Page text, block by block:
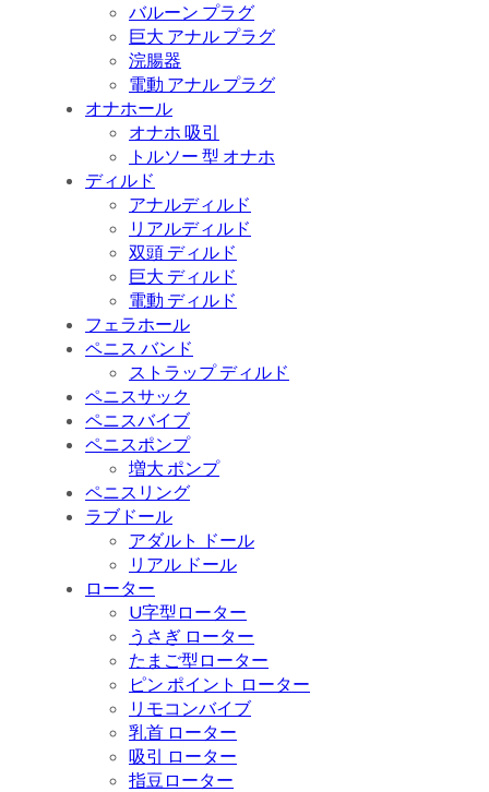
バルーン プラグ
巨大 アナル プラグ
浣腸器
電動 アナル プラグ
オナホール
オナホ 吸引
トルソー 型 オナホ
ディルド
アナルディルド
リアルディルド
双頭 ディルド
巨大 ディルド
電動 ディルド
フェラホール
ペニス バンド
ストラップ ディルド
ペニスサック
ペニスバイブ
ペニスポンプ
増大 ポンプ
ペニスリング
ラブドール
アダルト ドール
リアル ドール
ローター
U字型ローター
うさぎ ローター
たまご型ローター
ピン ポイント ローター
リモコンバイブ
乳首 ローター
吸引 ローター
指豆ローター